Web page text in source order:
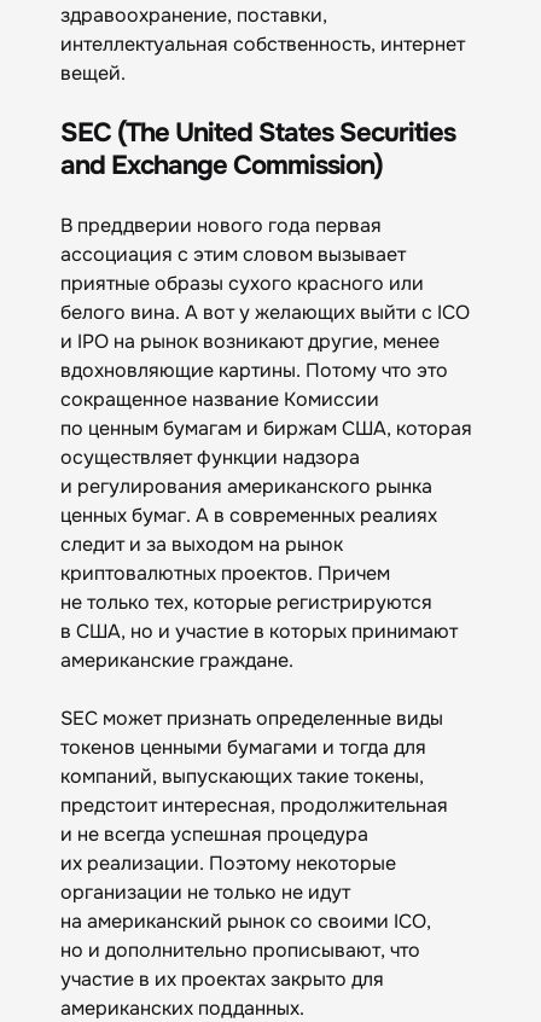
здравоохранение, поставки,
интеллектуальная собственность, интернет
вещей.
SEC (The United States Securities
and Exchange Commission)
В преддверии нового года первая
ассоциация с этим словом вызывает
приятные образы сухого красного или
белого вина. А вот у желающих выйти с ICO
и IPO на рынок возникают другие, менее
вдохновляющие картины. Потому что это
сокращенное название Комиссии
по ценным бумагам и биржам США, которая
осуществляет функции надзора
и регулирования американского рынка
ценных бумаг. А в современных реалиях
следит и за выходом на рынок
криптовалютных проектов. Причем
не только тех, которые регистрируются
в США, но и участие в которых принимают
американские граждане.
SEC может признать определенные виды
токенов ценными бумагами и тогда для
компаний, выпускающих такие токены,
предстоит интересная, продолжительная
и не всегда успешная процедура
их реализации. Поэтому некоторые
организации не только не идут
на американский рынок со своими ICO,
но и дополнительно прописывают, что
участие в их проектах закрыто для
американских подданных.